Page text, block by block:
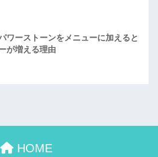
ワーストーンをメニューに加えると
が増える理由
HOME